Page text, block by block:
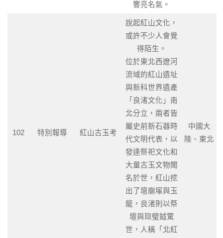
響亮名氣。
102 特別報導 紅山古玉考
說起紅山文化，
或許不少人會覺
得陌生。
位於東北西遼河
流域的紅山遺址
與新科世界遺產
「良渚文化」南
北分立，兩者皆
屬史前新石器時
代文明代表，以
發達祭祀文化和
大量古玉文物聞
名於世，紅山挖
出了壇廟塚與玉
龍，良渚則以祭
壇與琮璧鉞驚
世，人稱「北紅
中國大
陸、東北